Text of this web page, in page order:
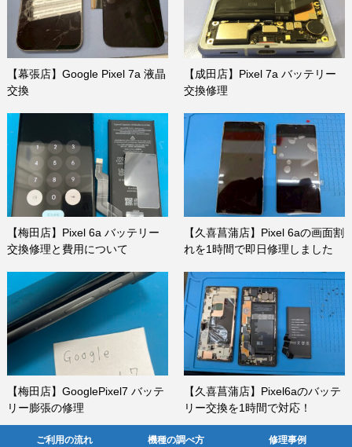
【幕張店】Google Pixel 7a 液晶
交換
【成田店】Pixel 7a バッテリー
交換修理
【梅田店】Pixel 6a バッテリー
交換修理と費用について
【久喜菖蒲店】Pixel 6aの画面割
れを1時間で即日修理しました
【梅田店】GooglePixel7 バッテ
リー膨張の修理
【久喜菖蒲店】Pixel6aのバッテ
リー交換を1時間で対応！
ご利用の流れ 機種の調べ方 修理事例